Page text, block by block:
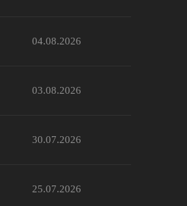
04.08.2026
03.08.2026
30.07.2026
25.07.2026